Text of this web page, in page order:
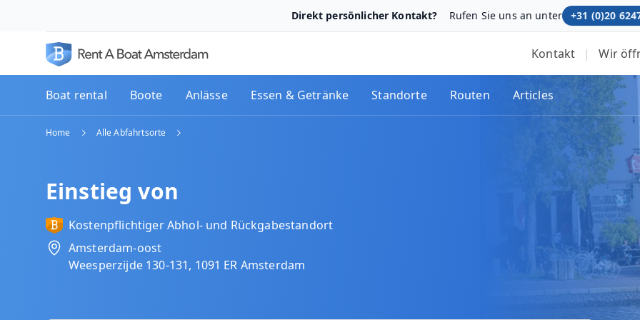
Direkt persönlicher Kontakt? Rufen Sie uns an unter +31 (0)20
Kontakt | Wir
Boat rental Boote Anlässe Essen & Getränke Standorte Routen Articles
Home Alle Abfahrtsorte
Einstieg von
Kostenpflichtiger Abhol‑ und Rückgabestandort
Amsterdam-oost
Weesperzijde 130-131, 1091 ER Amsterdam